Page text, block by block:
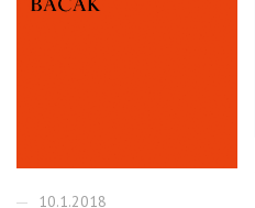
10.1.2018